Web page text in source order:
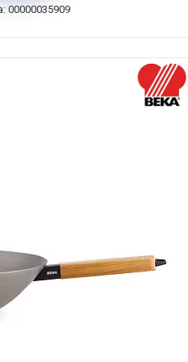
00000035909